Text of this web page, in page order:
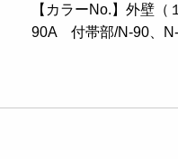
【カラーNo.】外壁
90A 付帯部/N-90、